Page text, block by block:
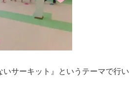
いサーキット』というテーマで行い